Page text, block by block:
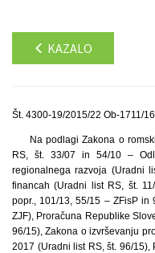
KAZALO
Št. 4300-19/2015/22 Ob-1711/
Na podlagi Zakona o
RS, št. 33/07 in 54/10 –
regionalnega razvoja (Uradni
financah (Uradni list RS, št.
popr., 101/13, 55/15 – ZFisP
ZJF), Proračuna Republike
96/15), Zakona o izvrševanju
2017 (Uradni list RS, št. 96/